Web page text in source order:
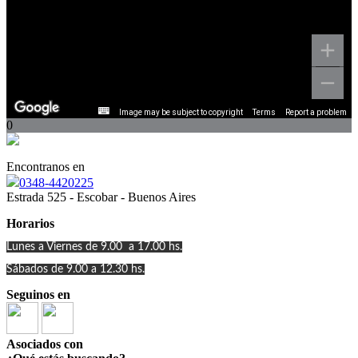
Image may be subject to copyright Terms Report a problem
0
Encontranos en
0348-4420225
Estrada 525 - Escobar - Buenos Aires
Horarios
Lunes a Viernes de 9.00 a 17.00 hs.
Sábados de 9.00 a 12.30 hs.
Seguinos en
Asociados con